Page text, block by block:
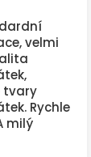
velmi
tvary
Rychle
milý